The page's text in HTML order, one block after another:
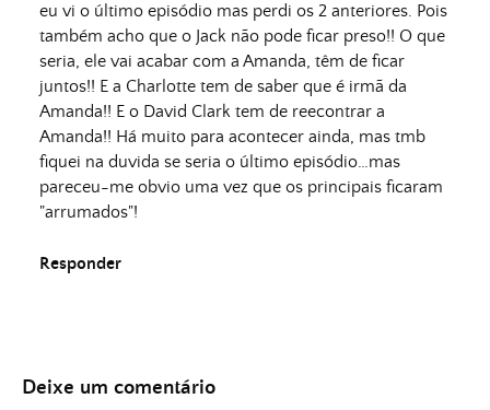
eu vi o último episódio mas perdi os 2 anteriores. Pois
também acho que o Jack não pode ficar preso!! O que
seria, ele vai acabar com a Amanda, têm de ficar
juntos!! E a Charlotte tem de saber que é irmã da
Amanda!! E o David Clark tem de reecontrar a
Amanda!! Há muito para acontecer ainda, mas tmb
fiquei na duvida se seria o último episódio…mas
pareceu-me obvio uma vez que os principais ficaram
"arrumados"!
Responder
Deixe um comentário